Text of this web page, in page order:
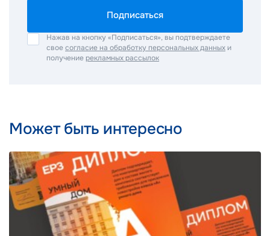
Подписаться
Нажав на кнопку «Подписаться», вы подтверждаете
своесогласие на обработку персональных данных и
получение рекламных рассылок
Может быть интересно